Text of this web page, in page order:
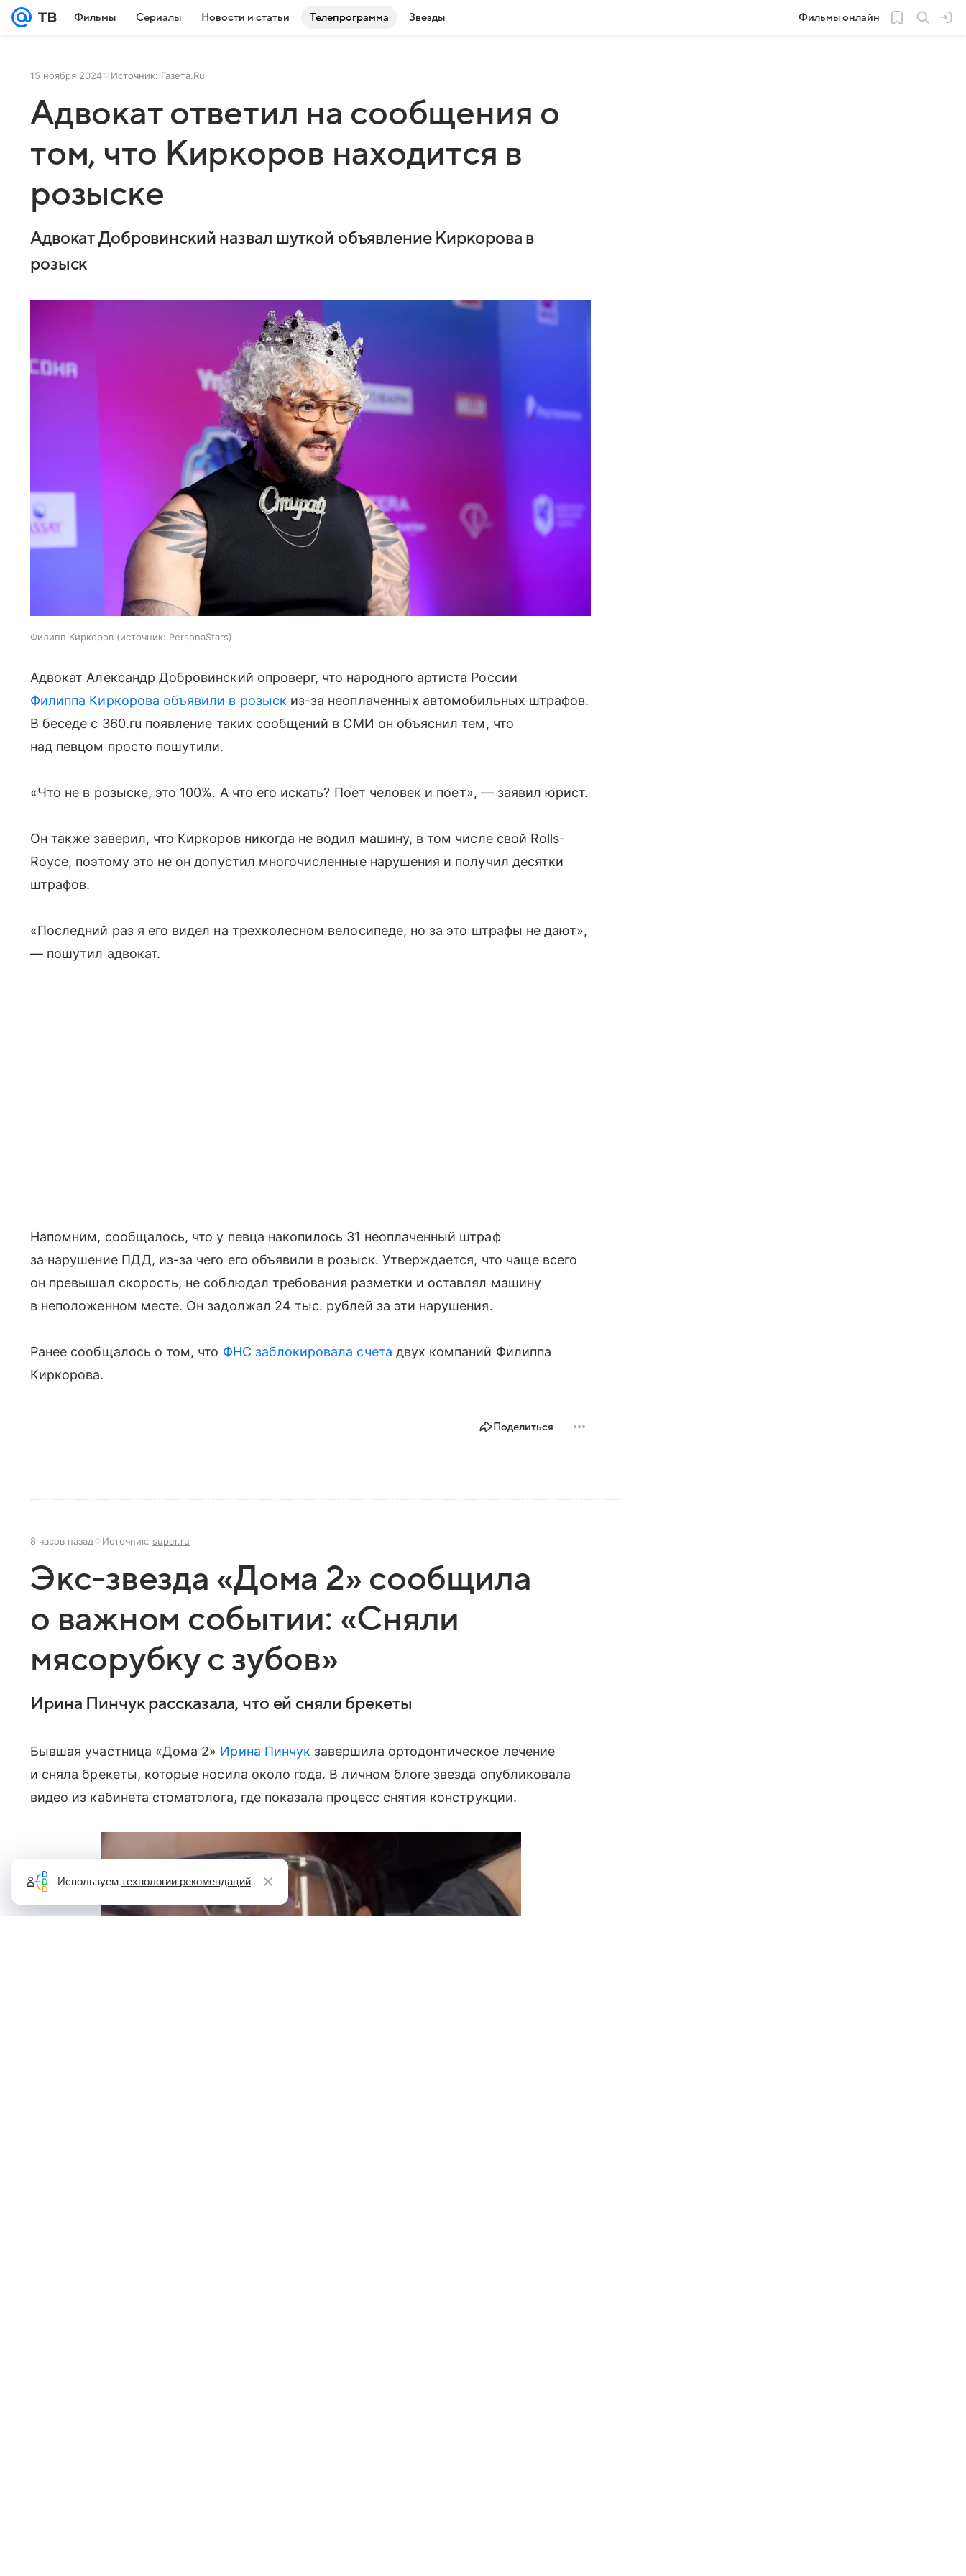
Фильмы Сериалы Новости и статьи Телепрограмма Звезды Фильмы онлайн
15 ноября 2024 Источник: Газета.Ru
Адвокат ответил на сообщения о
том, что Киркоров находится в
розыске
Адвокат Добровинский назвал шуткой объявление Киркорова в
розыск
Филипп Киркоров источник: PersonaStars
Адвокат Александр Добровинский опроверг, что народного артиста России
Филиппа Киркорова объявили в розыск из-за неоплаченных автомобильных штрафов.
В беседе с 360.ru появление таких сообщений в СМИ он объяснил тем, что
над певцом просто пошутили.
«Что не в розыске, это 100%. А что его искать? Поет человек и поет», — заявил юрист.
Он также заверил, что Киркоров никогда не водил машину, в том числе свой Rolls-
Royce, поэтому это не он допустил многочисленные нарушения и получил десятки
штрафов.
«Последний раз я его видел на трехколесном велосипеде, но за это штрафы не дают»,
— пошутил адвокат.
Напомним, сообщалось, что у певца накопилось 31 неоплаченный штраф
за нарушение ПДД, из-за чего его объявили в розыск. Утверждается, что чаще всего
он превышал скорость, не соблюдал требования разметки и оставлял машину
в неположенном месте. Он задолжал 24 тыс. рублей за эти нарушения.
Ранее сообщалось о том, что ФНС заблокировала счета двух компаний Филиппа
Киркорова.
Поделиться
8 часов назад Источник: super.ru
Экс-звезда «Дома 2» сообщила
о важном событии: «Сняли
мясорубку с зубов»
Ирина Пинчук рассказала, что ей сняли брекеты
Бывшая участница «Дома 2» Ирина Пинчук завершила ортодонтическое лечение
и сняла брекеты, которые носила около года. В личном блоге звезда опубликовала
видео из кабинета стоматолога, где показала процесс снятия конструкции.
Используем технологии рекомендаций